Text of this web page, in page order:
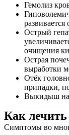
Гемолиз
Острый
очищения
Острая
выработки
Отёк
припадки,
Выкидыш на
Как
Симптомы во